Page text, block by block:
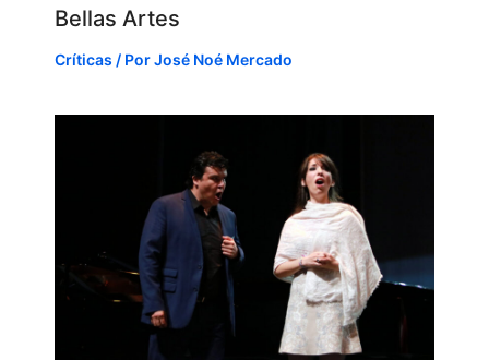
Bellas Artes
Críticas / PorJosé Noé Mercado